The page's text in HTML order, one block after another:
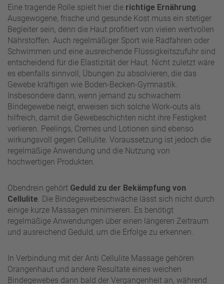
Eine tragende Rolle spielt hier die richtige Ernährung
Ausgewogene, frische und gesunde Kost muss ein stetiger
Begleiter sein, denn die Haut profitiert von vielen wertvollen
Nährstoffen. Auch regelmäßiger Sport wie Radfahren oder
Schwimmen und eine ausreichende Flüssigkeitszufuhr sind
entscheidend für die Elastizität der Haut. Nicht zuletzt wäre
es ebenfalls sinnvoll, Übungen zu absolvieren, die das
Gewebe kräftigen wie Boden-Becken-Gymnastik.
Insbesondere dann, wenn jemand zu schwachem
Bindegewebe neigt, erweisen sich solche Work-outs als
hilfreich, damit die Gewebeschichten nicht ihre Festigkeit
verlieren. Peelings, Cremes und Lotionen sind ebenso
wirkungsvoll gegen Cellulite. Voraussetzung ist jedoch die
regelmäßige Anwendung und die Nutzung von
hochwertigen Produkten.
Obendrein gehört Geduld zu der Bekämpfung von
Cellulite . Die Bindegewebeschwäche lässt sich nicht durch
einige kurze Massagen minimieren. Es benötigt
regelmäßige Anwendungen über einen längeren Zeitraum
und ausreichend Geduld, um die Erfolge zu erkennen.
In Verbindung mit der Anti Cellulite Massage gehören
Orangenhaut und andere Resultate eines weichen
Bindegewebes dann bald der Vergangenheit an, während